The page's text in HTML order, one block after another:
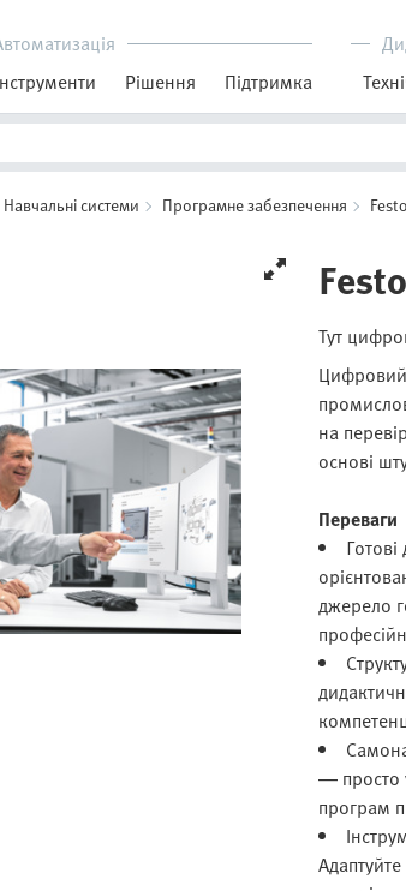
Рішення Підтримка
Навчальні системи Програмне забезпечення
Тут
Цифровий
на
основі
Переваги
джерело
— просто
програм